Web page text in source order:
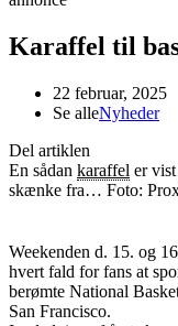
Karaffel til
22 februar, 2025
Se alleNyheder
Del artiklen
En sådan karaffel er
skænke fra… Foto:
Weekenden d. 15. og
hvert fald for fans at
berømte National
San Francisco.